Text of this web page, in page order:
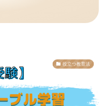
役立つ教育法